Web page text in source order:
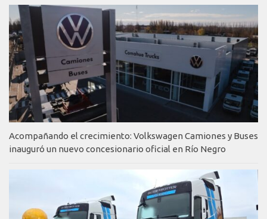
Acompañando el crecimiento: Volkswagen Camiones y Buses
inauguró un nuevo concesionario oficial en Río Negro